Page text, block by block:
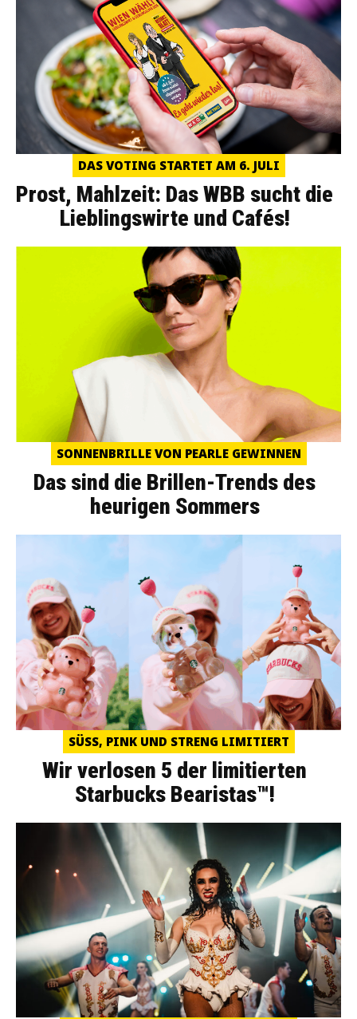
DAS VOTING STARTET AM 6. JULI
Prost, Mahlzeit: Das WBB sucht die
Lieblingswirte und Cafés!
SONNENBRILLE VON PEARLE GEWINNEN
Das sind die Brillen-Trends des
heurigen Sommers
SÜSS, PINK UND STRENG LIMITIERT
Wir verlosen 5 der limitierten
Starbucks Bearistas™!